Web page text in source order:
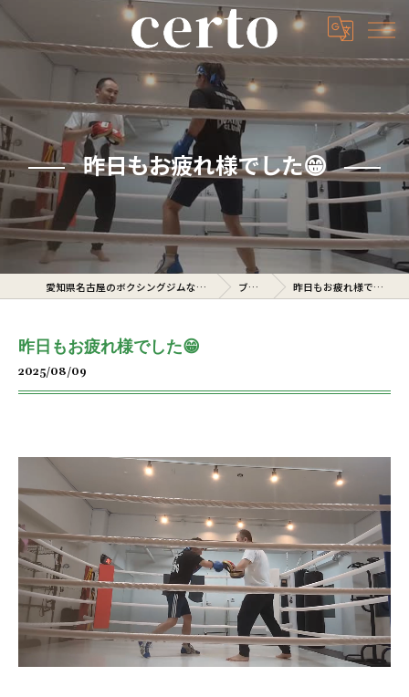
昨日もお疲れ様でした😁
愛知県名古屋のボクシングジムならcerto ブログ 昨日もお疲れ様でした😁
昨日もお疲れ様でした😁
2025/08/09